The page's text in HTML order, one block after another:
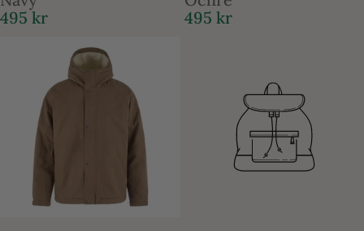
495 kr
495 kr